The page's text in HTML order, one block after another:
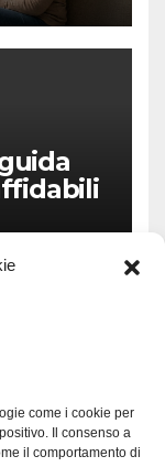
come i cookie per
Il consenso a
il comportamento di